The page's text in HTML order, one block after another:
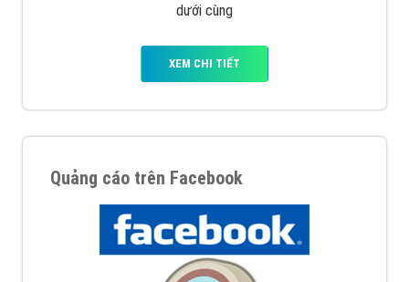
dưới cùng
XEM CHI TIẾT
Quảng cáo trên Facebook